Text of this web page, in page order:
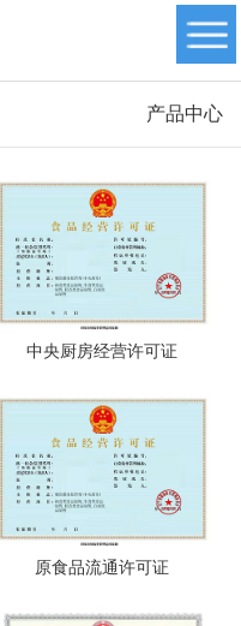
产品中心
中央厨房经营许可证
原食品流通许可证